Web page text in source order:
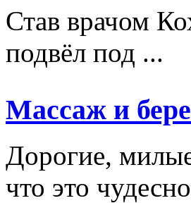
Став врачом
подвёл под ...
Массаж и
Дорогие,
что это